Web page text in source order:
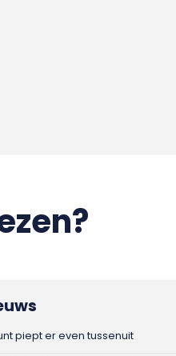
piept er even tussenuit